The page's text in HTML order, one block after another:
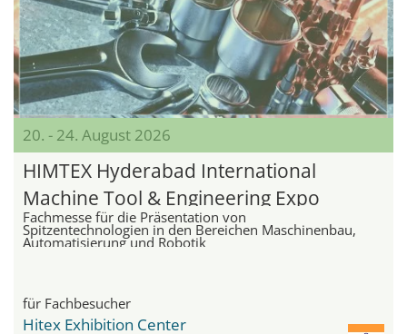
20. - 24. August 2026
HIMTEX Hyderabad International
Machine Tool & Engineering Expo
Fachmesse für die Präsentation von
Spitzentechnologien in den Bereichen Maschinenbau,
Automatisierung und Robotik
für Fachbesucher
Hitex Exhibition Center